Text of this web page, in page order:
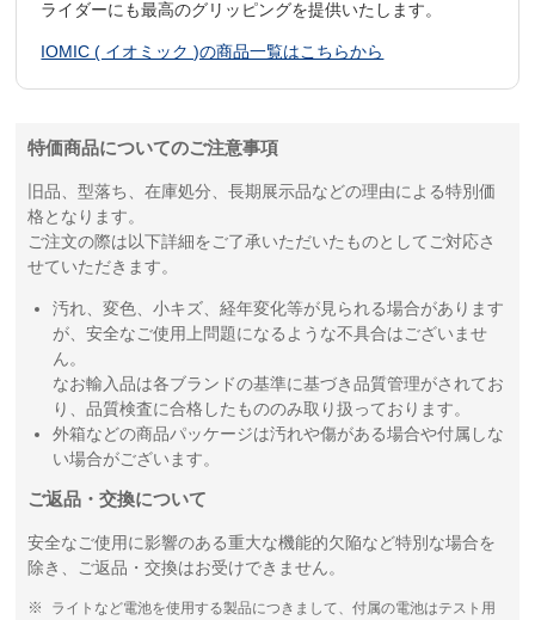
ライダーにも最高のグリッピングを提供いたします。
IOMIC ( イオミック )の商品一覧はこちらから
特価商品についてのご注意事項
旧品、型落ち、在庫処分、長期展示品などの理由による特別価
格となります。
ご注文の際は以下詳細をご了承いただいたものとしてご対応さ
せていただきます。
汚れ、変色、小キズ、経年変化等が見られる場合があります
が、安全なご使用上問題になるような不具合はございませ
ん。
なお輸入品は各ブランドの基準に基づき品質管理がされてお
り、品質検査に合格したもののみ取り扱っております。
外箱などの商品パッケージは汚れや傷がある場合や付属しな
い場合がございます。
ご返品・交換について
安全なご使用に影響のある重大な機能的欠陥など特別な場合を
除き、ご返品・交換はお受けできません。
ライトなど電池を使用する製品につきまして、付属の電池はテスト用